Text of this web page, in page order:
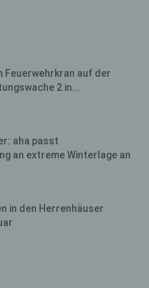
Feuerwehrkran auf der
2 in...
aha passt
an extreme Winterlage an
in den Herrenhäuser
und dem auf
Beispiel ist das Cookie
Der Online-Shop
in den virtuellen
von Cookies
mittels einer
genutzten
Ferner können
über einen